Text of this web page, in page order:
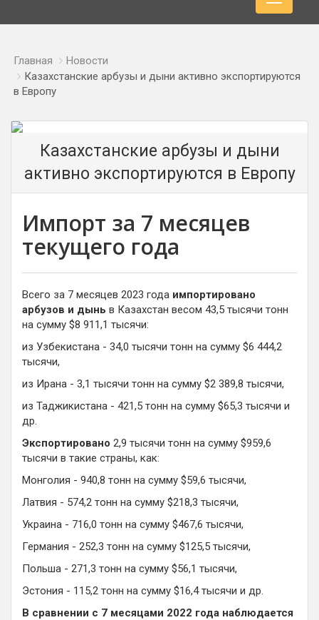
Главная
Новости
Казахстанские арбузы и дыни активно экспортируются
в Европу
Казахстанские арбузы и дыни
активно экспортируются в Европу
Импорт за 7 месяцев
текущего года
Всего за 7 месяцев 2023 года импортировано
арбузов и дынь в Казахстан весом 43,5 тысячи тонн
на сумму $8 911,1 тысячи:
из Узбекистана - 34,0 тысячи тонн на сумму $6 444,2
тысячи,
из Ирана - 3,1 тысячи тонн на сумму $2 389,8 тысячи,
из Таджикистана - 421,5 тонн на сумму $65,3 тысячи и
др.
Экспортировано 2,9 тысячи тонн на сумму $959,6
тысячи в такие страны, как:
Монголия - 940,8 тонн на сумму $59,6 тысячи,
Латвия - 574,2 тонн на сумму $218,3 тысячи,
Украина - 716,0 тонн на сумму $467,6 тысячи,
Германия - 252,3 тонн на сумму $125,5 тысячи,
Польша - 271,3 тонн на сумму $56,1 тысячи,
Эстония - 115,2 тонн на сумму $16,4 тысячи и др.
В сравнении с 7 месяцами 2022 года наблюдается